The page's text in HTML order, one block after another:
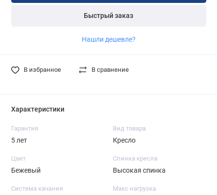
Быстрый заказ
Нашли дешевле?
В избранное В сравнение
Характеристики
Гарантия
5 лет
Вид товара
Кресло
Цвет
Бежевый
Спинка кресла
Высокая спинка
Система качания Макс нагрузка